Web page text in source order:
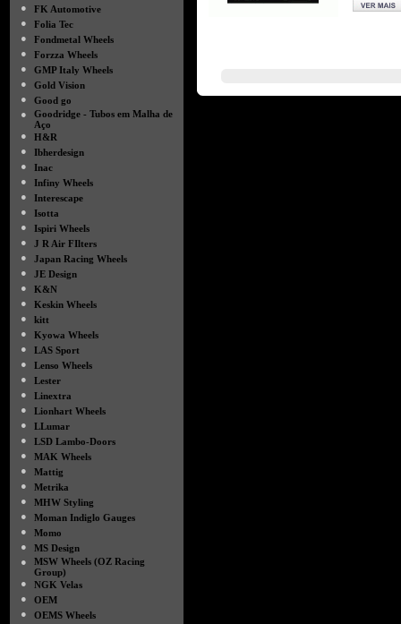
●
FK Automotive
●
Folia Tec
●
Fondmetal Wheels
●
Forzza Wheels
●
GMP Italy Wheels
●
Gold Vision
●
Good go
●
Goodridge - Tubos em Malha de
Aço
●
H&R
●
Ibherdesign
●
Inac
●
Infiny Wheels
●
Interescape
●
Isotta
●
Ispiri Wheels
●
J R Air FIlters
●
Japan Racing Wheels
●
JE Design
●
K&N
●
Keskin Wheels
●
kitt
●
Kyowa Wheels
●
LAS Sport
●
Lenso Wheels
●
Lester
●
Linextra
●
Lionhart Wheels
●
LLumar
●
LSD Lambo-Doors
●
MAK Wheels
●
Mattig
●
Metrika
●
MHW Styling
●
Moman Indiglo Gauges
●
Momo
●
MS Design
●
MSW Wheels (OZ Racing
Group)
●
NGK Velas
●
OEM
●
OEMS Wheels